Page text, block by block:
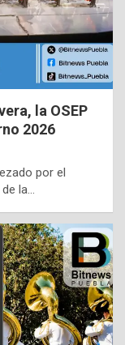
la OSEP
2026
por el
la…